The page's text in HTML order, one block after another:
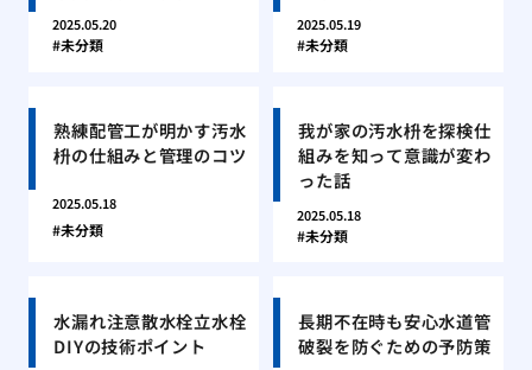
2025.05.20
未分類
2025.05.19
未分類
熟練配管工が明かす汚水
枡の仕組みと管理のコツ
2025.05.18
未分類
我が家の汚水枡を探検仕
組みを知って意識が変わ
った話
2025.05.18
未分類
水漏れ注意散水栓立水栓
DIYの技術ポイント
長期不在時も安心水道管
破裂を防ぐための予防策